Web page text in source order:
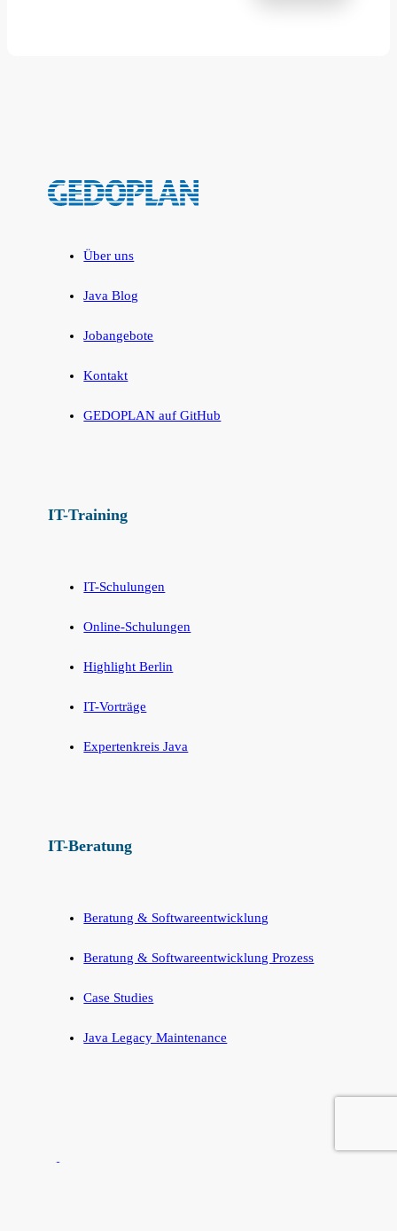
Über uns
Java Blog
Jobangebote
Kontakt
GEDOPLAN auf GitHub
IT-Training
IT-Schulungen
Online-Schulungen
Highlight Berlin
IT-Vorträge
Expertenkreis Java
IT-Beratung
Beratung & Softwareentwicklung
Beratung & Softwareentwicklung Prozess
Case Studies
Java Legacy Maintenance
Impressum